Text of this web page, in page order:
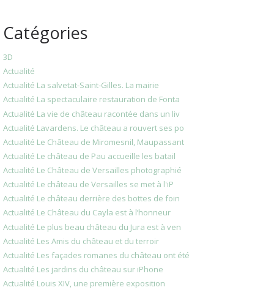
Catégories
3D
Actualité
Actualité La salvetat-Saint-Gilles. La mairie
Actualité La spectaculaire restauration de Fonta
Actualité La vie de château racontée dans un liv
Actualité Lavardens. Le château a rouvert ses po
Actualité Le Château de Miromesnil, Maupassant
Actualité Le château de Pau accueille les batail
Actualité Le Château de Versailles photographié
Actualité Le château de Versailles se met à l'iP
Actualité Le château derrière des bottes de foin
Actualité Le Château du Cayla est à l’honneur
Actualité Le plus beau château du Jura est à ven
Actualité Les Amis du château et du terroir
Actualité Les façades romanes du château ont été
Actualité Les jardins du château sur iPhone
Actualité Louis XIV, une première exposition